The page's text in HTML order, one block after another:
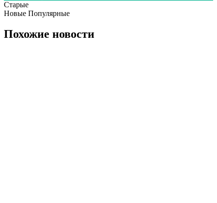
Старые
Новые Популярные
Похожие новости